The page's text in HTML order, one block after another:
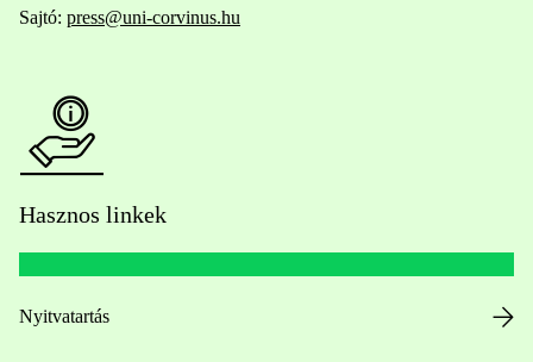
Sajtó: press@uni-corvinus.hu
Hasznos linkek
Nyitvatartás